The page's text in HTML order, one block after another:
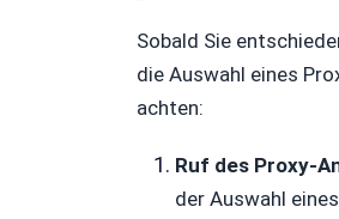
Sobald Sie
die Auswahl eines
achten:
Ruf des Proxy-
der Auswahl